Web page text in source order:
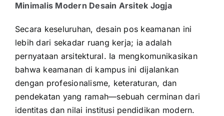
Minimalis Modern Desain Arsitek Jogja
Secara keseluruhan, desain pos keamanan ini
lebih dari sekadar ruang kerja; ia adalah
pernyataan arsitektural. Ia mengkomunikasikan
bahwa keamanan di kampus ini dijalankan
dengan profesionalisme, keteraturan, dan
pendekatan yang ramah—sebuah cerminan dari
identitas dan nilai institusi pendidikan modern.